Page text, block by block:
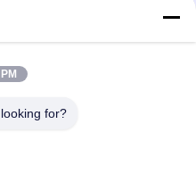
met 3 jaar garantie en
LED Oplaadbare
for?